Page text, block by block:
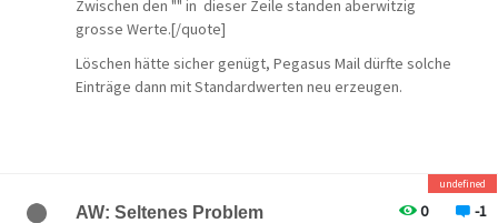
Zwischen den "" in dieser Zeile standen aberwitzig
grosse Werte.[/quote]
Löschen hätte sicher genügt, Pegasus Mail dürfte solche
Einträge dann mit Standardwerten neu erzeugen.
0 -1
undefined
AW: Seltenes Problem